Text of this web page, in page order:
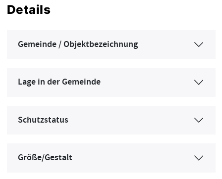
Details
Gemeinde / Objektbezeichnung
Lage in der Gemeinde
Schutzstatus
Größe/Gestalt